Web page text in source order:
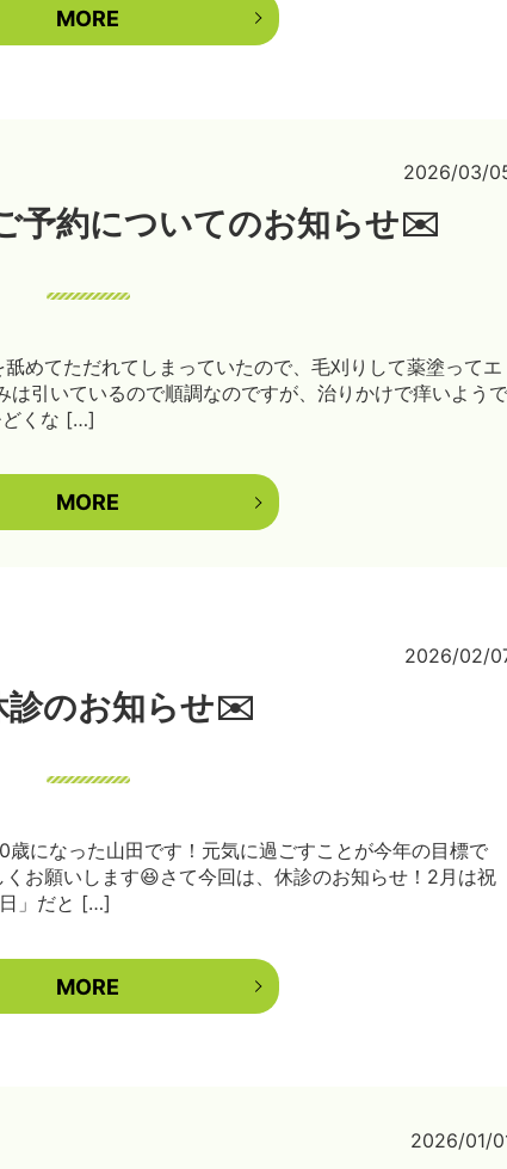
MORE
2026/03/
予約についてのお知らせ✉️
めてただれてしまっていたので、毛刈りして薬塗ってエ
は引いているので順調なのですが、治りかけで痒いようで
どくな […]
MORE
2026/02/
診のお知らせ✉️
になった山田です！元気に過ごすことが今年の目標で
お願いします😆さて今回は、休診のお知らせ！2月は祝
」だと […]
MORE
2026/01/